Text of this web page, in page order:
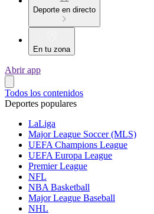
Deporte en directo
En tu zona
Abrir app
Todos los contenidos
Deportes populares
LaLiga
Major League Soccer (MLS)
UEFA Champions League
UEFA Europa League
Premier League
NFL
NBA Basketball
Major League Baseball
NHL